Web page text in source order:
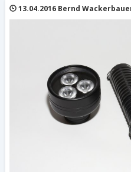
13.04.2016 Bernd